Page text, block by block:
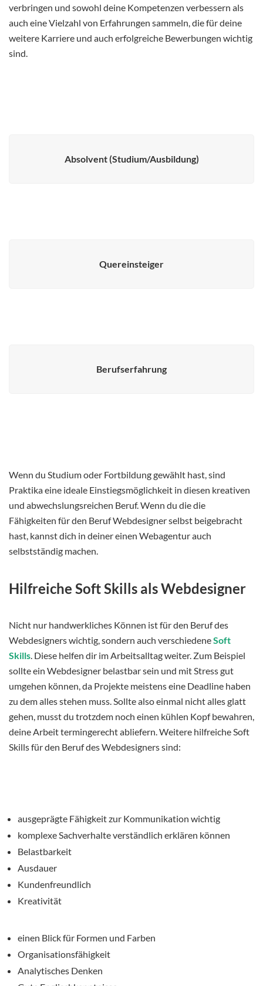
verbringen und sowohl deine Kompetenzen verbessern als
auch eine Vielzahl von Erfahrungen sammeln, die für deine
weitere Karriere und auch erfolgreiche Bewerbungen wichtig
sind.
Absolvent (Studium/Ausbildung)
Quereinsteiger
Berufserfahrung
Wenn du Studium oder Fortbildung gewählt hast, sind
Praktika eine ideale Einstiegsmöglichkeit in diesen kreativen
und abwechslungsreichen Beruf. Wenn du die die
Fähigkeiten für den Beruf Webdesigner selbst beigebracht
hast, kannst dich in deiner einen Webagentur auch
selbstständig machen.
Hilfreiche Soft Skills als Webdesigner
Nicht nur handwerkliches Können ist für den Beruf des
Webdesigners wichtig, sondern auch verschiedeneSoft
Skills. Diese helfen dir im Arbeitsalltag weiter. Zum Beispiel
sollte ein Webdesigner belastbar sein und mit Stress gut
umgehen können, da Projekte meistens eine Deadline haben
zu dem alles stehen muss. Sollte also einmal nicht alles glatt
gehen, musst du trotzdem noch einen kühlen Kopf bewahren,
deine Arbeit termingerecht abliefern. Weitere hilfreiche Soft
Skills für den Beruf des Webdesigners sind:
ausgeprägte Fähigkeit zur Kommunikation wichtig
komplexe Sachverhalte verständlich erklären können
Belastbarkeit
Ausdauer
Kundenfreundlich
Kreativität
einen Blick für Formen und Farben
Organisationsfähigkeit
Analytisches Denken